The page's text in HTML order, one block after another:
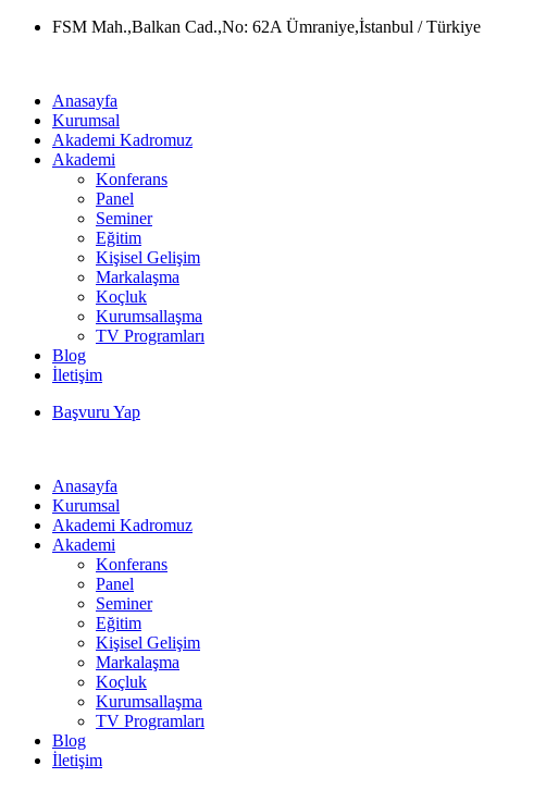
Skip
FSM Mah.,Balkan Cad.,No: 62A Ümraniye,İstanbul / Türkiye
Anasayfa
Kurumsal
Akademi Kadromuz
Akademi
Konferans
Panel
Seminer
Eğitim
Kişisel Gelişim
Markalaşma
Koçluk
Kurumsallaşma
TV Programları
Blog
İletişim
Başvuru Yap
Anasayfa
Kurumsal
Akademi Kadromuz
Akademi
Konferans
Panel
Seminer
Eğitim
Kişisel Gelişim
Markalaşma
Koçluk
Kurumsallaşma
TV Programları
Blog
İletişim